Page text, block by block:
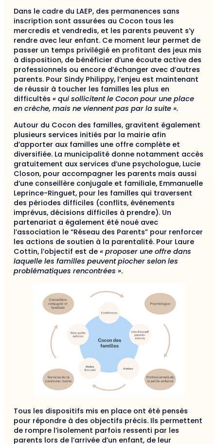
Dans le cadre du LAEP, des permanences sans
inscription sont assurées au Cocon tous les
mercredis et vendredis, et les parents peuvent s’y
rendre avec leur enfant. Ce moment leur permet de
passer un temps privilégié en profitant des jeux mis
à disposition, de bénéficier d’une écoute active des
professionnels ou encore d’échanger avec d’autres
parents. Pour Sindy Philippy, l’enjeu est maintenant
de réussir à toucher les familles les plus en
difficultés « qui sollicitent le Cocon pour une place
en crèche, mais ne viennent pas par la suite ».
Autour du Cocon des familles, gravitent également
plusieurs services initiés par la mairie afin
d’apporter aux familles une offre complète et
diversifiée. La municipalité donne notamment accès
gratuitement aux services d’une psychologue, Lucie
Closon, pour accompagner les parents mais aussi
d’une conseillère conjugale et familiale, Emmanuelle
Leprince-Ringuet, pour les familles qui traversent
des périodes difficiles (conflits, événements
imprévus, décisions difficiles à prendre). Un
partenariat a également été noué avec
l’association le “Réseau des Parents” pour renforcer
les actions de soutien à la parentalité. Pour Laure
Cottin, l’objectif est de « proposer une offre dans
laquelle les familles peuvent piocher selon les
problématiques rencontrées ».
Tous les dispositifs mis en place ont été pensés
pour répondre à des objectifs précis. Ils permettent
de rompre l’isolement parfois ressenti par les
parents lors de l’arrivée d’un enfant, de leur